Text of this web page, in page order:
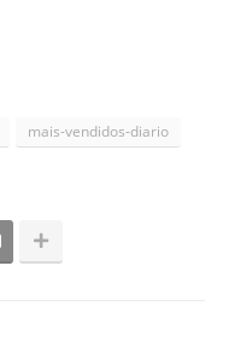
mais-vendidos-diario